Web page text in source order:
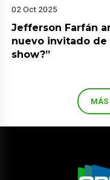
02 Oct 2025
Jefferson Farfán
nuevo invitado de
show?”
MÁS